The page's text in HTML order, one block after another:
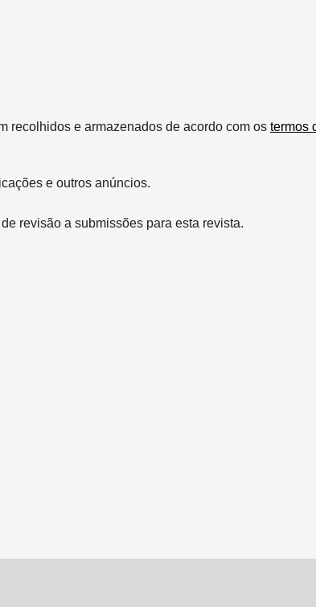
recolhidos e armazenados de acordo com os termos
e outros anúncios.
revisão a submissões para esta revista.